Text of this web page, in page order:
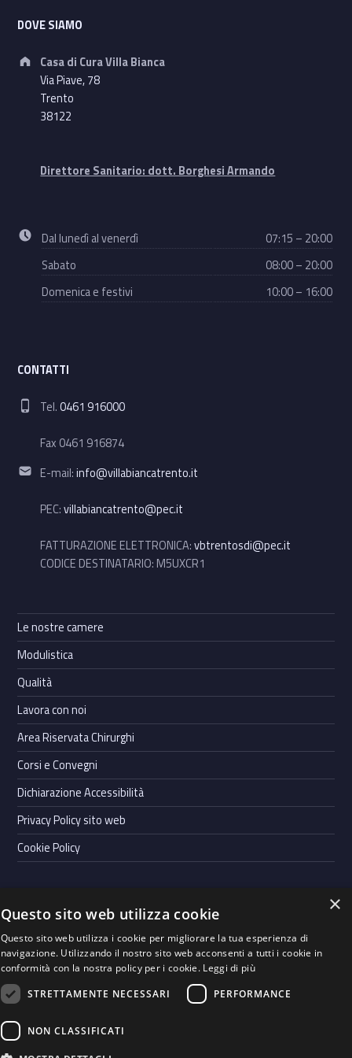
DOVE SIAMO
Address:
Casa di Cura Villa Bianca
Via Piave, 78
Trento
38122
Direttore Sanitario: dott. Borghesi Armando
Business hours:
Dal lunedì al venerdì
07:15 – 20:00
Sabato
08:00 – 20:00
Domenica e festivi
10:00 – 16:00
CONTATTI
Phone number:
Tel.0461 916000
Fax 0461 916874
Email address:
E-mail:info@villabiancatrento.it
PEC:villabiancatrento@pec.it
FATTURAZIONE ELETTRONICA:vbtrentosdi@pec.it
CODICE DESTINATARIO: M5UXCR1
Le nostre camere
Modulistica
Qualità
Lavora con noi
Area Riservata Chirurghi
Corsi e Convegni
Dichiarazione Accessibilità
Privacy Policy sito web
Cookie Policy
soc. Euro 900.000,00 i.v. | P.IVA 00123990228 |Whistleblowing|
Codice Etico|Società Trasparente
Seguici su
×
Questo sito web utilizza cookie
Questo sito web utilizza i cookie per migliorare la tua esperienza di
navigazione. Utilizzando il nostro sito web acconsenti a tutti i cookie in
conformità con la nostra policy per i cookie. Leggi di più
STRETTAMENTE NECESSARI
PERFORMANCE
NON CLASSIFICATI